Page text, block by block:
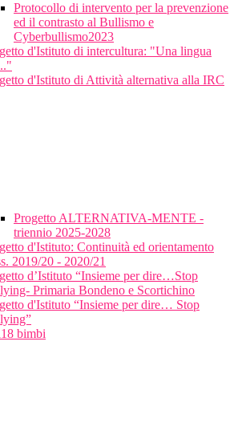
Protocollo di intervento per la prevenzione
ed il contrasto al Bullismo e
Cyberbullismo2023
d'Istituto di intercultura: "Una lingua
d'Istituto di Attività alternativa alla IRC
Progetto ALTERNATIVA-MENTE -
triennio 2025-2028
d'Istituto: Continuità ed orientamento
2019/20 - 2020/21
d’Istituto “Insieme per dire…Stop
Primaria Bondeno e Scortichino
d'Istituto “Insieme per dire… Stop
bimbi